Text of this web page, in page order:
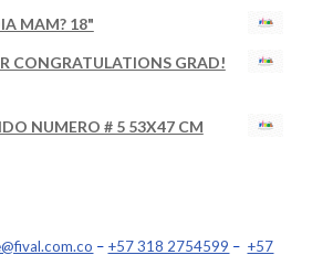
MAM? 18"
CONGRATULATIONS GRAD!
NUMERO # 5 53X47 CM
– +57 318 2754599 – +57